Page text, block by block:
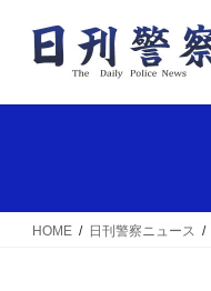
HOME 日刊警察ニュース